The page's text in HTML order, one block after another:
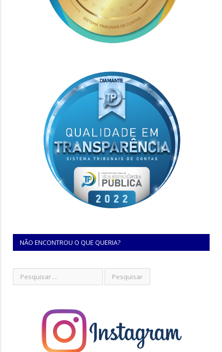
NÃO ENCONTROU O QUE QUERIA?